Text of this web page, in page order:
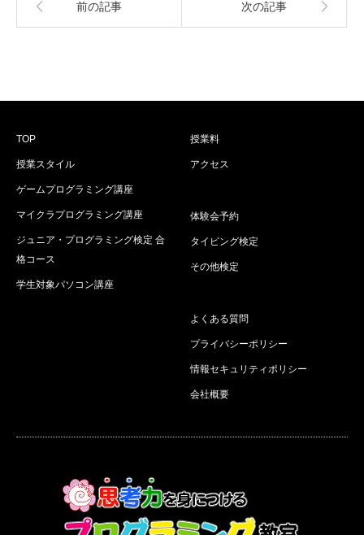
前の記事 次の記事
TOP
授業スタイル
ゲームプログラミング講座
マイクラプログラミング講座
ジュニア・プログラミング検定 合
格コース
学生対象パソコン講座
授業料
アクセス
体験会予約
タイピング検定
その他検定
よくある質問
プライバシーポリシー
情報セキュリティポリシー
会社概要